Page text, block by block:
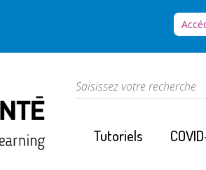
Tutoriels